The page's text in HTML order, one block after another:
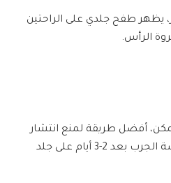
يظهر طفح جلدي على الراحتين
الرأس.
أفضل طريقة لمنع انتشار
العدوى، وعادة ما تموت سوسة الجرب بعد 2-3 أيام على جلد